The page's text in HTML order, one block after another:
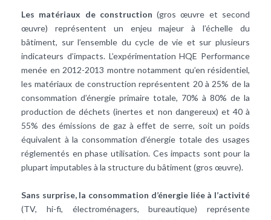
Les matériaux de construction (gros œuvre et second
œuvre) représentent un enjeu majeur à l’échelle du
bâtiment, sur l’ensemble du cycle de vie et sur plusieurs
indicateurs d’impacts. L’expérimentation HQE Performance
menée en 2012-2013 montre notamment qu’en résidentiel,
les matériaux de construction représentent 20 à 25% de la
consommation d’énergie primaire totale, 70% à 80% de la
production de déchets (inertes et non dangereux) et 40 à
55% des émissions de gaz à effet de serre, soit un poids
équivalent à la consommation d’énergie totale des usages
réglementés en phase utilisation. Ces impacts sont pour la
plupart imputables à la structure du bâtiment (gros œuvre).
Sans surprise, la consommation d’énergie liée à l’activité
(TV, hi-fi, électroménagers, bureautique) représente